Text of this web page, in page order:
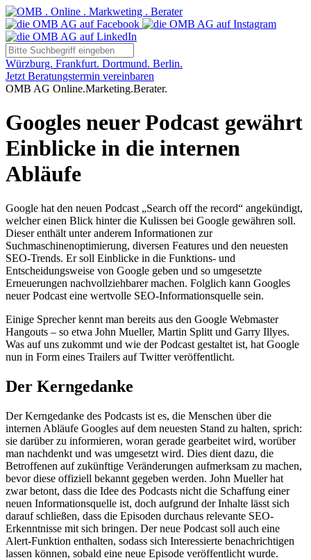
Würzburg. Frankfurt. Dortmund. Berlin.
Jetzt Beratungstermin vereinbaren
OMB AG Online.Marketing.Berater.
Googles neuer Podcast gewährt
Einblicke in die internen
Abläufe
Google hat den neuen Podcast „Search off the record“ angekündigt,
welcher einen Blick hinter die Kulissen bei Google gewähren soll.
Dieser enthält unter anderem Informationen zur
Suchmaschinenoptimierung, diversen Features und den neuesten
SEO-Trends. Er soll Einblicke in die Funktions- und
Entscheidungsweise von Google geben und so umgesetzte
Erneuerungen nachvollziehbarer machen. Folglich kann Googles
neuer Podcast eine wertvolle SEO-Informationsquelle sein.
Einige Sprecher kennt man bereits aus den Google Webmaster
Hangouts – so etwa John Mueller, Martin Splitt und Garry Illyes.
Was auf uns zukommt und wie der Podcast gestaltet ist, hat Google
nun in Form eines Trailers auf Twitter veröffentlicht.
Der Kerngedanke
Der Kerngedanke des Podcasts ist es, die Menschen über die
internen Abläufe Googles auf dem neuesten Stand zu halten, sprich:
sie darüber zu informieren, woran gerade gearbeitet wird, worüber
man nachdenkt und was umgesetzt wird. Dies dient dazu, die
Betroffenen auf zukünftige Veränderungen aufmerksam zu machen,
bevor diese offiziell bekannt gegeben werden. John Mueller hat
zwar betont, dass die Idee des Podcasts nicht die Schaffung einer
neuen Informationsquelle ist, doch aufgrund der Inhalte lässt sich
darauf schließen, dass die Episoden durchaus relevante SEO-
Erkenntnisse mit sich bringen. Der neue Podcast soll auch eine
Alert-Funktion enthalten, sodass sich Interessierte benachrichtigen
lassen können, sobald eine neue Episode veröffentlicht wurde.